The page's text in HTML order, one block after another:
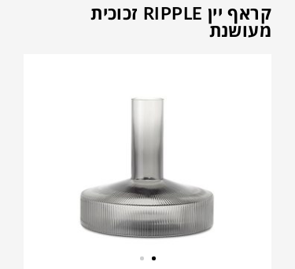
קראף יין RIPPLE זכוכית
מעושנת